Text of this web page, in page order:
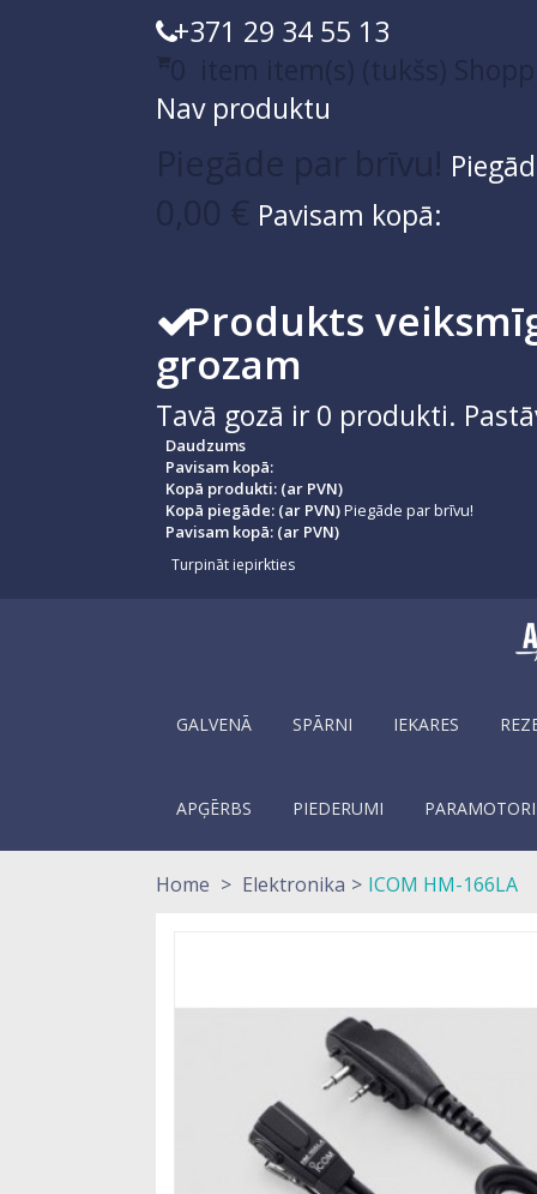
+371 29 34 55 13
0
item item(s) (tukšs)
Nav produktu
Piegāde par brīvu!
0,00 € Pavisam kopā:
Produkts
grozam
Tavā gozā ir 0 produkti.
Daudzums
Pavisam kopā:
Kopā produkti: (ar PVN)
Kopā piegāde: (ar PVN)Piegāde par brīvu!
Pavisam kopā: (ar PVN)
Turpināt iepirkties
GALVENĀ SPĀRNI IEKARES
APĢĒRBS PIEDERUMI PARAMOTORI
Home > Elektronika > ICOM HM-166LA